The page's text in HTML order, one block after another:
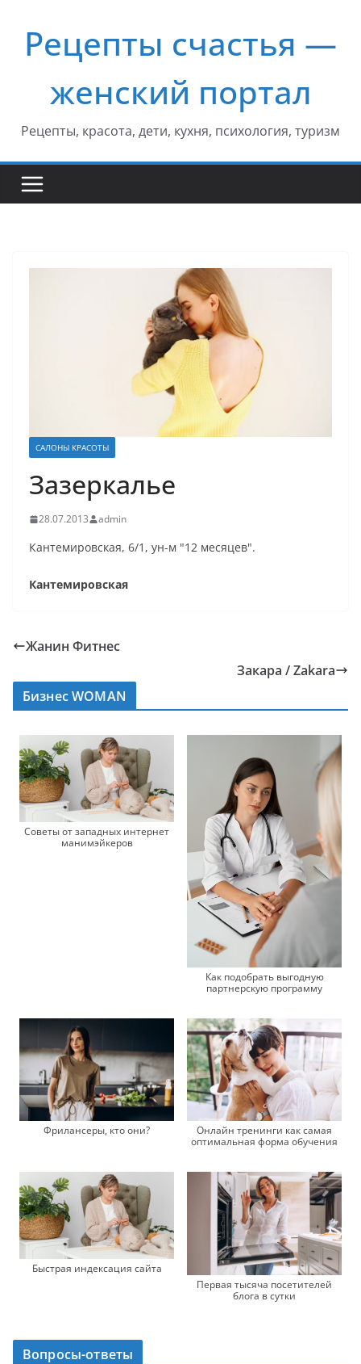
содержимому
Рецепты счастья —
женский портал
Рецепты, красота, дети, кухня, психология, туризм
САЛОНЫ КРАСОТЫ
Зазеркалье
28.07.2013 admin
Кантемировская, 6/1, ун-м "12 месяцев".
Кантемировская
Жанин Фитнес
Закара / Zakara
Бизнес WOMAN
Советы от западных интернет
манимэйкеров
Как подобрать выгодную
партнерскую программу
Фрилансеры, кто они?
Онлайн тренинги как самая
оптимальная форма обучения
Быстрая индексация сайта
Первая тысяча посетителей
блога в сутки
Вопросы-ответы